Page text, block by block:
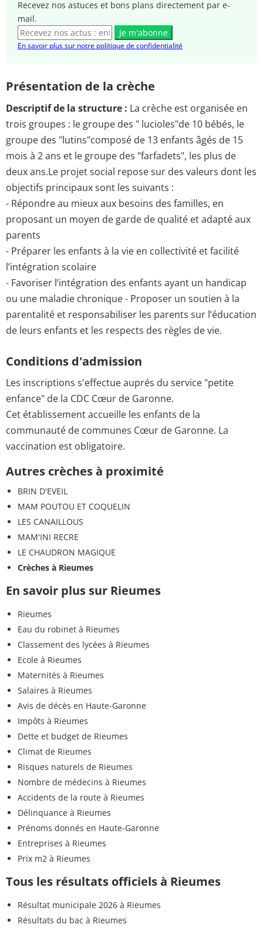
Recevez nos astuces et bons plans directement par e-
mail.
Je m'abonne
En savoir plus sur notre politique de confidentialité
Présentation de la crèche
Descriptif de la structure : La crèche est organisée en
trois groupes : le groupe des " lucioles"de 10 bébés, le
groupe des "lutins"composé de 13 enfants âgés de 15
mois à 2 ans et le groupe des "farfadets", les plus de
deux ans.Le projet social repose sur des valeurs dont les
objectifs principaux sont les suivants :
- Répondre au mieux aux besoins des familles, en
proposant un moyen de garde de qualité et adapté aux
parents
- Préparer les enfants à la vie en collectivité et facilité
l’intégration scolaire
- Favoriser l’intégration des enfants ayant un handicap
ou une maladie chronique - Proposer un soutien à la
parentalité et responsabiliser les parents sur l’éducation
de leurs enfants et les respects des règles de vie.
Conditions d'admission
Les inscriptions s'effectue auprés du service "petite
enfance" de la CDC Cœur de Garonne.
Cet établissement accueille les enfants de la
communauté de communes Cœur de Garonne. La
vaccination est obligatoire.
Autres crèches à proximité
BRIN D'EVEIL
MAM POUTOU ET COQUELIN
LES CANAILLOUS
MAM'INI RECRE
LE CHAUDRON MAGIQUE
Crèches à Rieumes
En savoir plus sur Rieumes
Rieumes
Eau du robinet à Rieumes
Classement des lycées à Rieumes
Ecole à Rieumes
Maternités à Rieumes
Salaires à Rieumes
Avis de décès en Haute-Garonne
Impôts à Rieumes
Dette et budget de Rieumes
Climat de Rieumes
Risques naturels de Rieumes
Nombre de médecins à Rieumes
Accidents de la route à Rieumes
Délinquance à Rieumes
Prénoms donnés en Haute-Garonne
Entreprises à Rieumes
Prix m2 à Rieumes
Tous les résultats officiels à Rieumes
Résultat municipale 2026 à Rieumes
Résultats du bac à Rieumes